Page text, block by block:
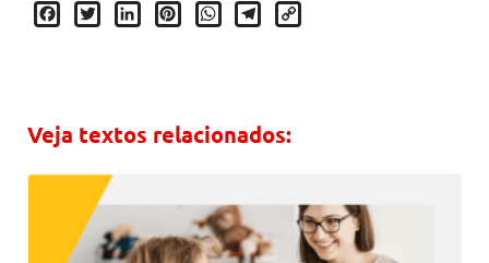
Veja textos relacionados: